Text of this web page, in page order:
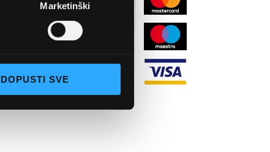
Marketinški
DOPUSTI SVE